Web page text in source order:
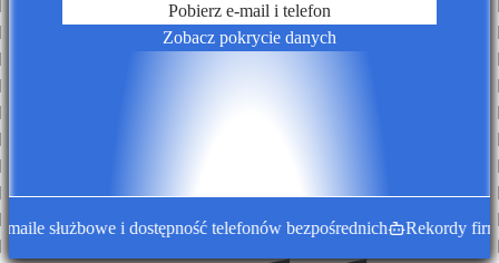
Pobierz e-mail i telefon
Zobacz pokrycie danych
służbowe i dostępność telefonów bezpośrednich Rekordy firm